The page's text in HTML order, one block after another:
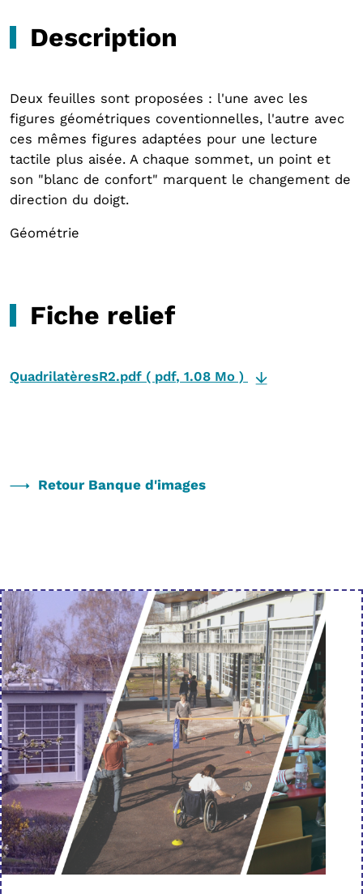
Description
Deux feuilles sont proposées : l'une avec les
figures géométriques coventionnelles, l'autre avec
ces mêmes figures adaptées pour une lecture
tactile plus aisée. A chaque sommet, un point et
son "blanc de confort" marquent le changement de
direction du doigt.
Géométrie
Fiche relief
QuadrilatèresR2.pdf ( pdf, 1.08 Mo )
Retour Banque d'images